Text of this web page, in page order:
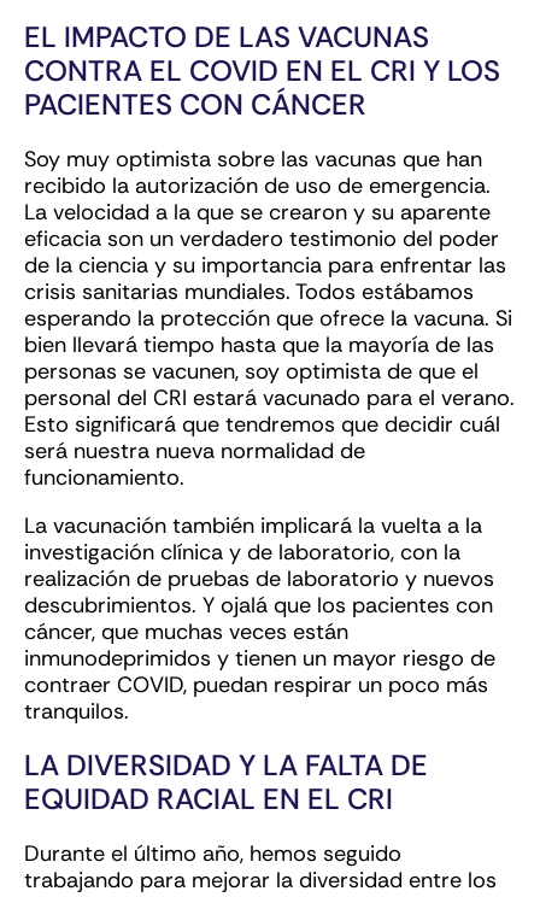
EL IMPACTO DE LAS VACUNAS
CONTRA EL COVID EN EL CRI Y LOS
PACIENTES CON CÁNCER
Soy muy optimista sobre las vacunas que han
recibido la autorización de uso de emergencia.
La velocidad a la que se crearon y su aparente
eficacia son un verdadero testimonio del poder
de la ciencia y su importancia para enfrentar las
crisis sanitarias mundiales. Todos estábamos
esperando la protección que ofrece la vacuna. Si
bien llevará tiempo hasta que la mayoría de las
personas se vacunen, soy optimista de que el
personal del CRI estará vacunado para el verano.
Esto significará que tendremos que decidir cuál
será nuestra nueva normalidad de
funcionamiento.
La vacunación también implicará la vuelta a la
investigación clínica y de laboratorio, con la
realización de pruebas de laboratorio y nuevos
descubrimientos. Y ojalá que los pacientes con
cáncer, que muchas veces están
inmunodeprimidos y tienen un mayor riesgo de
contraer COVID, puedan respirar un poco más
tranquilos.
LA DIVERSIDAD Y LA FALTA DE
EQUIDAD RACIAL EN EL CRI
Durante el último año, hemos seguido
trabajando para mejorar la diversidad entre los